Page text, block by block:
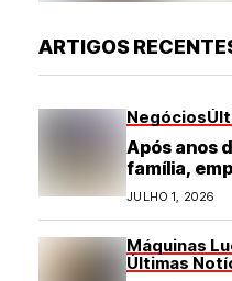
ARTIGOS
Negócios
Após anos
família,
transforma
turismo em
JULHO 1, 2026
Máquinas
Últimas